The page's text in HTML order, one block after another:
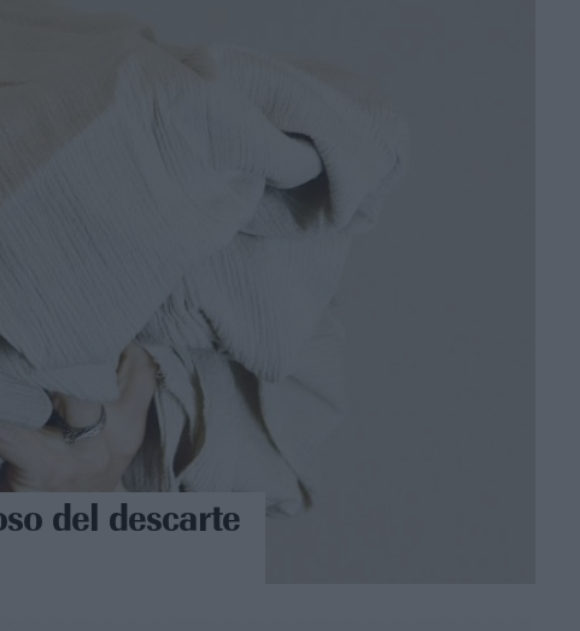
del descarte